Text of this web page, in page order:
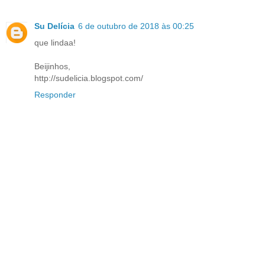
Su Delícia 6 de outubro de 2018 às 00:25
que lindaa!
Beijinhos,
http://sudelicia.blogspot.com/
Responder